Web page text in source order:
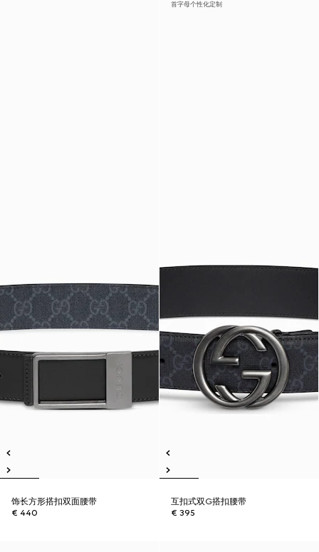
饰长方形搭扣双面腰带
€ 440
首字母个性化定制
互扣式双G搭扣腰带
€ 395